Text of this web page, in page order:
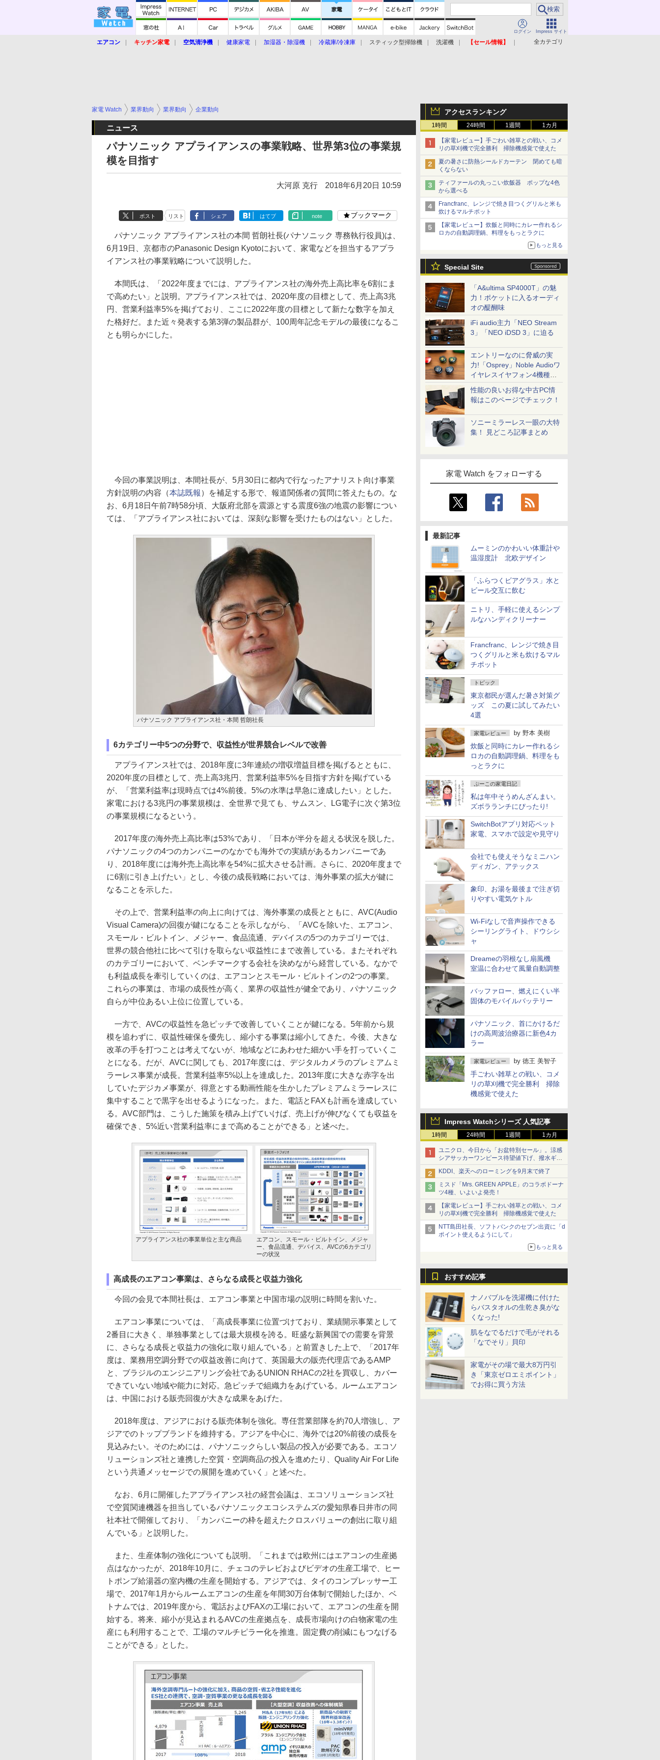
ログイン Impress サイト
全カテゴリ
エアコン キッチン家電 空気清浄機 健康家電 加湿器・除湿機 冷蔵庫/冷凍庫 スティック型掃除機 洗濯機
【セール情報】
アクセスランキング
1時間 24時間 1週間 1カ月
【家電レビュー】手ごわい雑草との戦い、コメ
リの草刈機で完全勝利 掃除機感覚で使えた
夏の暑さに防熱シールドカーテン 閉めても暗
くならない
ティファールの丸っこい炊飯器 ポップな4色
から選べる
Francfranc、レンジで焼き目つくグリルと米も
炊けるマルチポット
【家電レビュー】炊飯と同時にカレー作れるシ
ロカの自動調理鍋、料理をもっとラクに
もっと見る
Special Site
「A&ultima SP4000T」の魅
力！ポケットに入るオーディ
オの醍醐味
iFi audio主力「NEO Stream
3」「NEO iDSD 3」に迫る
エントリーなのに脅威の実
力!「Osprey」Noble Audioワ
イヤレスイヤフォン4機種を
一気に聴く
性能の良いお得な中古PC情
報はこのページでチェック！
ソニーミラーレス一眼の大特
集！ 見どころ記事まとめ
家電 Watch をフォローする
最新記事
ムーミンのかわいい体重計や
温湿度計 北欧デザイン
「ふらつくビアグラス」水と
ビール交互に飲む
ニトリ、手軽に使えるシンプ
ルなハンディクリーナー
Francfranc、レンジで焼き目
つくグリルと米も炊けるマル
チポット
トピック
東京都民が選んだ暑さ対策グ
ッズ この夏に試してみたい
4選
家電レビュー by 野本 美樹
炊飯と同時にカレー作れるシ
ロカの自動調理鍋、料理をも
っとラクに
ぷーこの家電日記
私は年中そうめんざんまい。
ズボラランチにぴったり!
SwitchBotアプリ対応ペット
家電、スマホで設定や見守り
会社でも使えそうなミニハン
ディガン、アテックス
象印、お湯を最後まで注ぎ切
りやすい電気ケトル
Wi-Fiなしで音声操作できる
シーリングライト、ドウシシ
ャ
Dreameの羽根なし扇風機
室温に合わせて風量自動調整
バッファロー、燃えにくい半
固体のモバイルバッテリー
パナソニック、首にかけるだ
けの高周波治療器に新色4カ
ラー
家電レビュー by 徳王 美智子
手ごわい雑草との戦い、コメ
リの草刈機で完全勝利 掃除
機感覚で使えた
Impress Watchシリーズ 人気記事
1時間 24時間 1週間 1カ月
ユニクロ、今日から「お盆特別セール」。涼感
シアサッカーワンピース待望値下げ、撥水ギア
ショーツは1990円に
KDDI、楽天へのローミングを9月末で終了
ミスド「Mrs. GREEN APPLE」のコラボドーナ
ツ4種、いよいよ発売！
【家電レビュー】手ごわい雑草との戦い、コメ
リの草刈機で完全勝利 掃除機感覚で使えた
NTT島田社長、ソフトバンクのセブン出資に「d
ポイント使えるようにして」
もっと見る
おすすめ記事
ナノバブルを洗濯機に付けた
らバスタオルの生乾き臭がな
くなった!
肌をなでるだけで毛がそれる
「なでそり」貝印
家電がその場で最大8万円引
き「東京ゼロエミポイント」
でお得に買う方法
家電 Watch 業界動向 業界動向 企業動向
ニュース
パナソニック アプライアンスの事業戦略、世界第3位の事業規
模を目指す
大河原 克行 2018年6月20日 10:59
ポスト リスト シェア はてブ note ブックマーク
パナソニック アプライアンス社の本間 哲朗社長(パナソニック 専務執行役員)は、
6月19日、京都市のPanasonic Design Kyotoにおいて、家電などを担当するアプラ
イアンス社の事業戦略について説明した。
本間氏は、「2022年度までには、アプライアンス社の海外売上高比率を6割にま
で高めたい」と説明。アプライアンス社では、2020年度の目標として、売上高3兆
円、営業利益率5%を掲げており、ここに2022年度の目標として新たな数字を加え
た格好だ。また近々発表する第3弾の製品群が、100周年記念モデルの最後になるこ
とも明らかにした。
今回の事業説明は、本間社長が、5月30日に都内で行なったアナリスト向け事業
方針説明の内容（本誌既報 ）を補足する形で、報道関係者の質問に答えたもの。な
お、6月18日午前7時58分頃、大阪府北部を震源とする震度6強の地震の影響につい
ては、「アプライアンス社においては、深刻な影響を受けたものはない」とした。
パナソニック アプライアンス社・本間 哲朗社長
6カテゴリー中5つの分野で、収益性が世界競合レベルで改善
アプライアンス社では、2018年度に3年連続の増収増益目標を掲げるとともに、
2020年度の目標として、売上高3兆円、営業利益率5%を目指す方針を掲げている
が、「営業利益率は現時点では4%前後。5%の水準は早急に達成したい」とした。
家電における3兆円の事業規模は、全世界で見ても、サムスン、LG電子に次ぐ第3位
の事業規模になるという。
2017年度の海外売上高比率は53%であり、「日本が半分を超える状況を脱した。
パナソニックの4つのカンパニーのなかでも海外での実績があるカンパニーであ
り、2018年度には海外売上高比率を54%に拡大させる計画。さらに、2020年度まで
に6割に引き上げたい」とし、今後の成長戦略においては、海外事業の拡大が鍵に
なることを示した。
その上で、営業利益率の向上に向けては、海外事業の成長とともに、AVC(Audio
Visual Camera)の回復が鍵になることを示しながら、「AVCを除いた、エアコン、
スモール・ビルトイン、メジャー、食品流通、デバイスの5つのカテゴリーでは、
世界の競合他社に比べて引けを取らない収益性にまで改善している。またそれぞれ
のカテゴリーにおいて、ベンチマークする会社を決めながら経営している。なかで
も利益成長を牽引していくのは、エアコンとスモール・ビルトインの2つの事業。
これらの事業は、市場の成長性が高く、業界の収益性が健全であり、パナソニック
自らが中位あるい上位に位置している。
一方で、AVCの収益性を急ピッチで改善していくことが鍵になる。5年前から規
模を追わずに、収益性確保を優先し、縮小する事業は縮小してきた。今後、大きな
改革の手を打つことは考えてないが、地域などにあわせた細かい手を打っていくこ
とになる。だが、AVCに関しても、2017年度には、デジタルカメラのプレミアムミ
ラーレス事業が成長。営業利益率5%以上を達成した。2013年度に大きな赤字を出
していたデジカメ事業が、得意とする動画性能を生かしたプレミアムミラーレスに
集中することで黒字を出せるようになった。また、電話とFAXも計画を達成してい
る。AVC部門は、こうした施策を積み上げていけば、売上げが伸びなくても収益を
確保でき、5%近い営業利益率にまで高めることができる」と述べた。
アプライアンス社の事業単位と主な商品
エアコン、スモール・ビルトイン、メジャ
ー、食品流通、デバイス、AVCの6カテゴリ
ーの状況
高成長のエアコン事業は、さらなる成長と収益力強化
今回の会見で本間社長は、エアコン事業と中国市場の説明に時間を割いた。
エアコン事業については、「高成長事業に位置づけており、業績開示事業として
2番目に大きく、単独事業としては最大規模を誇る。旺盛な新興国での需要を背景
に、さらなる成長と収益力の強化に取り組んでいる」と前置きした上で、「2017年
度は、業務用空調分野での収益改善に向けて、英国最大の販売代理店であるAMP
と、ブラジルのエンジニアリング会社であるUNION RHACの2社を買収し、カバー
できていない地域や能力に対応。急ピッチで組織力をあげている。ルームエアコン
は、中国における販売回復が大きな成果をあげた。
2018年度は、アジアにおける販売体制を強化。専任営業部隊を約70人増強し、ア
ジアでのトップブランドを維持する。アジアを中心に、海外では20%前後の成長を
見込みたい。そのためには、パナソニックらしい製品の投入が必要である。エコソ
リューションズ社と連携した空質・空調商品の投入を進めたり、Quality Air For Life
という共通メッセージでの展開を進めていく」と述べた。
なお、6月に開催したアプライアンス社の経営会議は、エコソリューションズ社
で空質関連機器を担当しているパナソニックエコシステムズの愛知県春日井市の同
社本社で開催しており、「カンパニーの枠を超えたクロスバリューの創出に取り組
んでいる」と説明した。
また、生産体制の強化についても説明。「これまでは欧州にはエアコンの生産拠
点はなかったが、2018年10月に、チェコのテレビおよびビデオの生産工場で、ヒー
トポンプ給湯器の室内機の生産を開始する。アジアでは、タイのコンプレッサー工
場で、2017年1月からルームエアコンの生産を年間30万台体制で開始したほか、ベ
トナムでは、2019年度から、電話およびFAXの工場において、エアコンの生産を開
始する。将来、縮小が見込まれるAVCの生産拠点を、成長市場向けの白物家電の生
産にも利用することで、工場のマルチピラー化を推進。固定費の削減にもつなげる
ことができる」とした。